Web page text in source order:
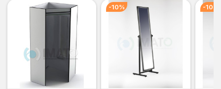
-10% -10%